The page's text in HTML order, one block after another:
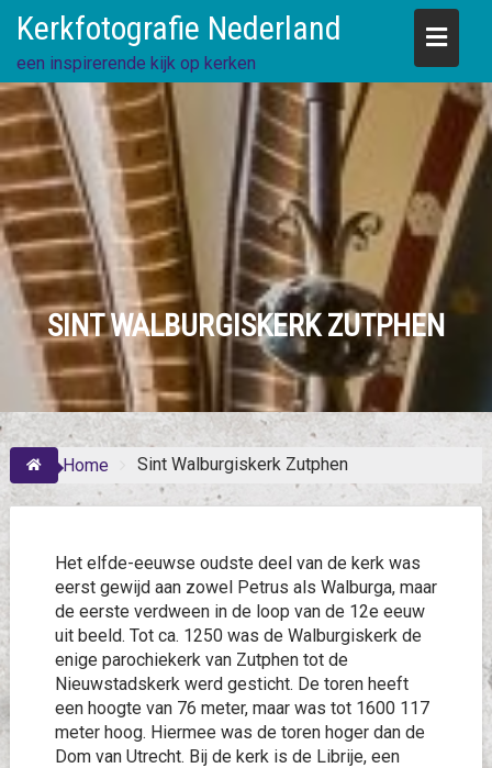
content
Kerkfotografie Nederland
een inspirerende kijk op kerken
SINT WALBURGISKERK ZUTPHEN
Home Sint Walburgiskerk Zutphen
Het elfde-eeuwse oudste deel van de kerk was
eerst gewijd aan zowel Petrus als Walburga, maar
de eerste verdween in de loop van de 12e eeuw
uit beeld. Tot ca. 1250 was de Walburgiskerk de
enige parochiekerk van Zutphen tot de
Nieuwstadskerk werd gesticht. De toren heeft
een hoogte van 76 meter, maar was tot 1600 117
meter hoog. Hiermee was de toren hoger dan de
Dom van Utrecht. Bij de kerk is de Librije, een